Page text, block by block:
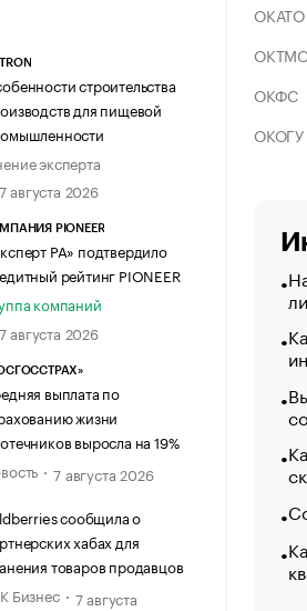
строительства
для пищевой
эксперта
7 августа 2026
PIONEER
РА» подтвердило
рейтинг PIONEER
компаний
7 августа 2026
выплата по
жизни
выросла на 19%
7 августа 2026
сообщила о
хабах для
товаров продавцов
Бизнес
7 августа
ОКАТО
ОКФС
ОКОГУ